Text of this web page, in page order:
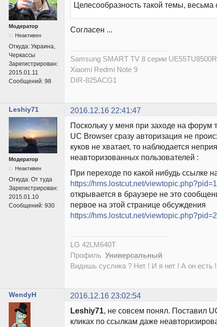
Модератор
Неактивен
Откуда: Украина,
Черкассы
Зарегистрирован:
2015.01.11
Сообщений: 98
Целесообразность такой темы, весьма
Согласен ...
Samsung SMART TV 8 серии
Xiaomi Redmi Note 9
DIR-825ACG1
Leshiy71 2016.12.16 22:41:47
Модератор
Неактивен
Откуда: От туда
Зарегистрирован:
2015.01.10
Сообщений: 930
Поскольку у меня при заходе на форум
UC Browser сразу авторизация не
куков не хватает, то наблюдается
неавторизованных пользователей :
При переходе по какой нибудь ссылке
https://hms.lostcut.net/
открывается в браузере не это
первое на этой странице обсуждения
https://hms.lostcut.net/
LG 42LM640T
Профиль Универсальный
Видишь суслика ? Нет ! И я нет ! А он есть
WendyH 2016.12.16 23:02:54
Leshiy71, не совсем понял. Поставил
кликах по ссылкам даже